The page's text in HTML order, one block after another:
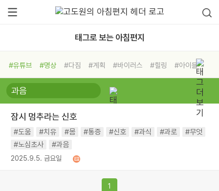
태그로 보는 아침편지
#유튜브 #명상 #다짐 #계획 #바이러스 #힐링
#아이들
#비전캠프
#독서캠프 #삶
#희망
#나눔 #친구 #링컨학교
#독서
#건강 #면역력
잠시 멈추라는 신호
#도움 #치유 #몸 #통증 #신호 #과식 #과로
#무엇
#노심초사
#과음
2025.9.5. 금요일
1